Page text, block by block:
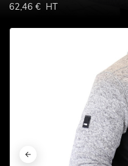
62,46 € HT




